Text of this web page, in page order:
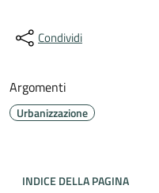
Condividi
Argomenti
Urbanizzazione
INDICE DELLA PAGINA